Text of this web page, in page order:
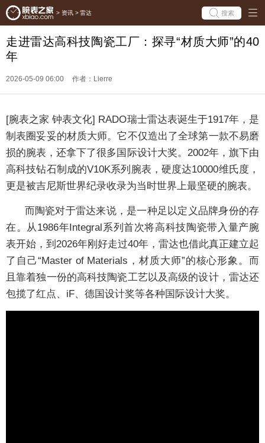
> 资讯 > 雷达 搜索
走进雷达高科技陶瓷工厂：探寻“材质大师”的40
年
2026-05-09 06:00 作者：Lierre
[腕表之家 钟表文化] RADO瑞士雷达表诞生于1917年，是
制表圈妥妥的材质大师。它不仅造出了全球第一款不易磨
损的腕表，还拿下了很多国际设计大奖。2002年，旗下由
高科技钻石制成的V10K系列腕表，硬度达10000维氏度，
更是被吉尼斯世界纪录收录为当时世界上最坚硬的腕表。
而陶瓷对于雷达来说，是一种足以定义品牌身份的存
在。从1986年Integral系列首次将高科技陶瓷带入量产腕
表开始，到2026年刚好走过40年，雷达也借此真正建立起
了自己“Master of Materials，材质大师”的核心形象。而
且靠着独一份的高科技陶瓷工艺以及高级的设计，雷达还
包揽了红点、iF、德国设计奖等各种国际设计大奖。